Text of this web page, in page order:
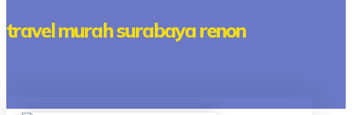
travel murah surabaya renon